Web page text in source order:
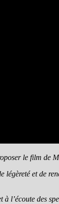
le film de
légèreté et de
l’écoute des